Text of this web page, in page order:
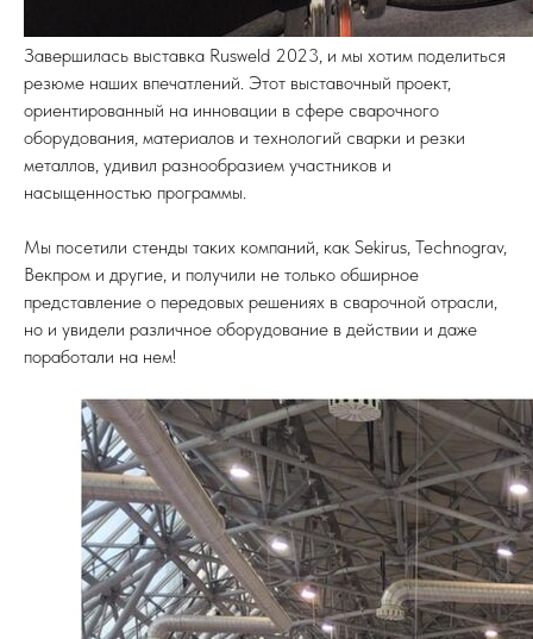
Завершилась выставка Rusweld 2023, и мы хотим поделиться
резюме наших впечатлений. Этот выставочный проект,
ориентированный на инновации в сфере сварочного
оборудования, материалов и технологий сварки и резки
металлов, удивил разнообразием участников и
насыщенностью программы.
Мы посетили стенды таких компаний, как Sekirus, Technograv,
Векпром и другие, и получили не только обширное
представление о передовых решениях в сварочной отрасли,
но и увидели различное оборудование в действии и даже
поработали на нем!